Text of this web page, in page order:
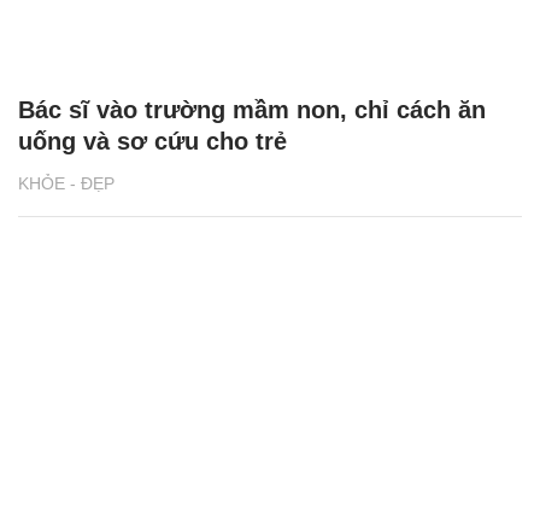
KHỎE - ĐẸP
Bác sĩ vào trường mầm non, chỉ cách ăn
uống và sơ cứu cho trẻ